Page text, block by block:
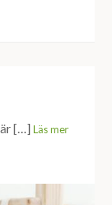
[…]